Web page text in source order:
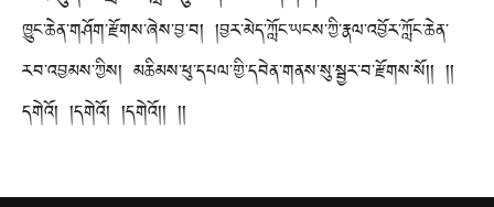
ཁྱུང་ཆེན་གཤོག་རྫོགས་ཞེས་བྱ་བ། །བྱར་མེད་ཀློང་ཡངས་ཀྱི་རྣལ་འབྱོར་ཀློང་ཆེན་
རབ་འབྱམས་ཀྱིས། མཆིམས་ཕུ་དཔལ་གྱི་དབེན་གནས་སུ་སྦྱར་བ་རྫོགས་སོ།། །།
དགེའོ། །དགེའོ། །དགེའོ།། །།